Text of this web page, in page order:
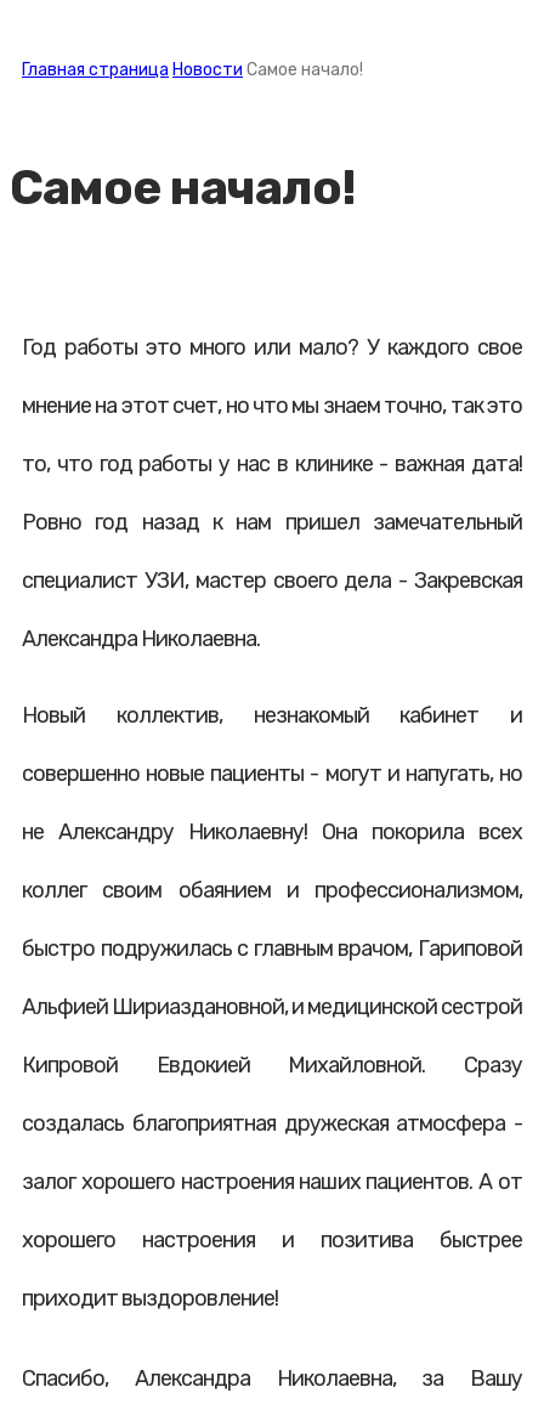
Главная страница Новости Самое начало!
Самое начало!
Год работы это много или мало? У каждого свое
мнение на этот счет, но что мы знаем точно, так это
то, что год работы у нас в клинике - важная дата!
Ровно год назад к нам пришел замечательный
специалист УЗИ, мастер своего дела - Закревская
Александра Николаевна.
Новый коллектив, незнакомый кабинет и
совершенно новые пациенты - могут и напугать, но
не Александру Николаевну! Она покорила всех
коллег своим обаянием и профессионализмом,
быстро подружилась с главным врачом, Гариповой
Альфией Шириаздановной, и медицинской сестрой
Кипровой Евдокией Михайловной. Сразу
создалась благоприятная дружеская атмосфера -
залог хорошего настроения наших пациентов. А от
хорошего настроения и позитива быстрее
приходит выздоровление!
Спасибо, Александра Николаевна, за Вашу